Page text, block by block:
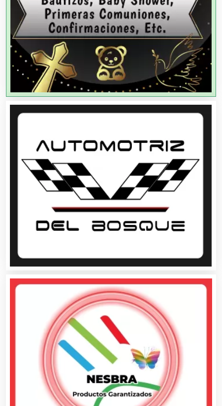
Agencias de Publicidad
Agencias de Viajes
Agricultores
Agua Purificada
Aire Acondicionado
Albercas
Alimentos
Almacenaje
Alquiler de Autos